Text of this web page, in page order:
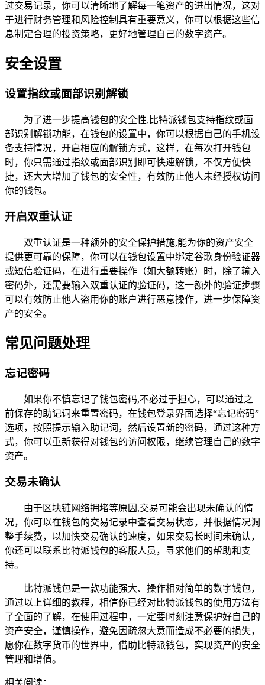
过交易记录，你可以清晰地了解每一笔资产的进出情况，这对
于进行财务管理和风险控制具有重要意义，你可以根据这些信
息制定合理的投资策略，更好地管理自己的数字资产。
安全设置
设置指纹或面部识别解锁
为了进一步提高钱包的安全性,比特派钱包支持指纹或面
部识别解锁功能，在钱包的设置中，你可以根据自己的手机设
备支持情况，开启相应的解锁方式，这样，在每次打开钱包
时，你只需通过指纹或面部识别即可快速解锁，不仅方便快
捷，还大大增加了钱包的安全性，有效防止他人未经授权访问
你的钱包。
开启双重认证
双重认证是一种额外的安全保护措施,能为你的资产安全
提供更可靠的保障，你可以在钱包设置中绑定谷歌身份验证器
或短信验证码，在进行重要操作（如大额转账）时，除了输入
密码外，还需要输入双重认证的验证码，这一额外的验证步骤
可以有效防止他人盗用你的账户进行恶意操作，进一步保障资
产的安全。
常见问题处理
忘记密码
如果你不慎忘记了钱包密码,不必过于担心，可以通过之
前保存的助记词来重置密码，在钱包登录界面选择“忘记密码”
选项，按照提示输入助记词，然后设置新的密码，通过这种方
式，你可以重新获得对钱包的访问权限，继续管理自己的数字
资产。
交易未确认
由于区块链网络拥堵等原因,交易可能会出现未确认的情
况，你可以在钱包的交易记录中查看交易状态，并根据情况调
整手续费，以加快交易确认的速度，如果交易长时间未确认，
你还可以联系比特派钱包的客服人员，寻求他们的帮助和支
持。
比特派钱包是一款功能强大、操作相对简单的数字钱包，
通过以上详细的教程，相信你已经对比特派钱包的使用方法有
了全面的了解，在使用过程中，一定要时刻注意保护好自己的
资产安全，谨慎操作，避免因疏忽大意而造成不必要的损失，
愿你在数字货币的世界中，借助比特派钱包，实现资产的安全
管理和增值。